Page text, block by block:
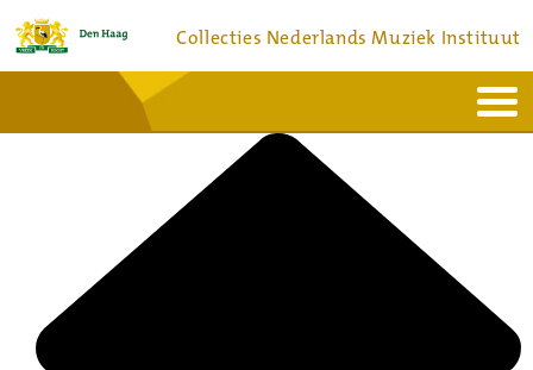
Collecties Nederlands Muziek Instituut
Bronnen en collecties